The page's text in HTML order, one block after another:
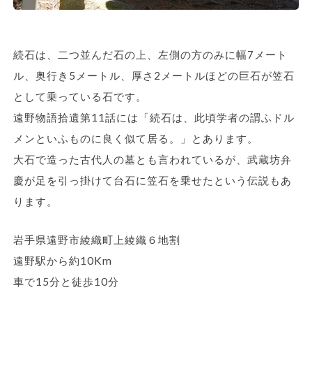
続石は、二つ並んだ石の上、左側の方のみに幅7メート
ル、奥行き5メートル、厚さ2メートルほどの巨石が笠石
として乗っている石です。
遠野物語拾遺第11話には「続石は、此頃学者の謂ふドル
メンといふものに良く似て居る。」とあります。
大石で造った古代人の墓とも言われているが、武蔵坊弁
慶が足を引っ掛けて台石に笠石を乗せたという伝説もあ
ります。
岩手県遠野市綾織町上綾織６地割
遠野駅から約10Km
車で15分と徒歩10分